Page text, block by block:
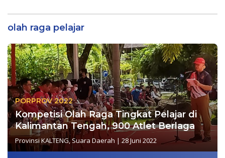
olah raga pelajar
PORPROV 2022
Kompetisi Olah Raga Tingkat Pelajar di
Kalimantan Tengah, 900 Atlet Berlaga
Provinsi KALTENG,Suara Daerah | 28 Juni 2022